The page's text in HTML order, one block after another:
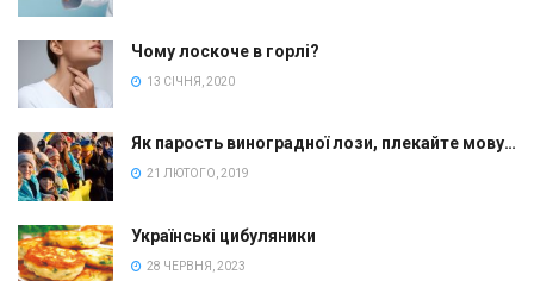
Чому лоскоче в горлі?
13 СІЧНЯ, 2020
Як парость виноградної лози, плекайте мову…
21 ЛЮТОГО, 2019
Українські цибуляники
28 ЧЕРВНЯ, 2023